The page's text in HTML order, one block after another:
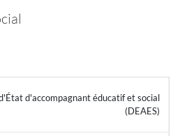
d'accompagnant éducatif et social
(DEAES)